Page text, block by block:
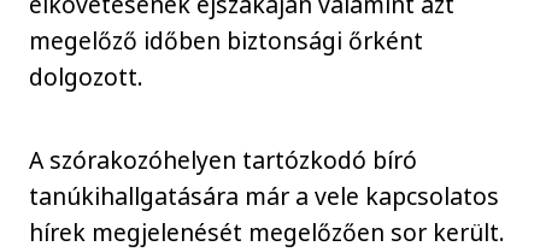
megelőző időben biztonsági őrként
dolgozott.
A szórakozóhelyen tartózkodó bíró
tanúkihallgatására már a vele kapcsolatos
hírek megjelenését megelőzően sor került.